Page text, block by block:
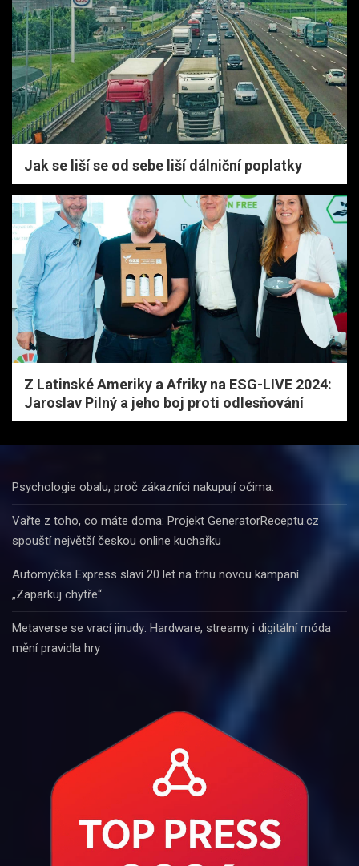
Jak se liší se od sebe liší dálniční poplatky
Z Latinské Ameriky a Afriky na ESG-LIVE 2024:
Jaroslav Pilný a jeho boj proti odlesňování
Psychologie obalu, proč zákazníci nakupují očima.
Vařte z toho, co máte doma: Projekt GeneratorReceptu.cz
spouští největší českou online kuchařku
Automyčka Express slaví 20 let na trhu novou kampaní
„Zaparkuj chytře“
Metaverse se vrací jinudy: Hardware, streamy i digitální móda
mění pravidla hry